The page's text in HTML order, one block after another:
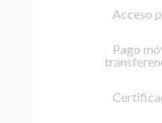
Acceso
Pago